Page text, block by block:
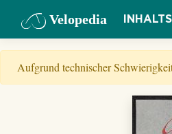
Velopedia
Aufgrund technischer